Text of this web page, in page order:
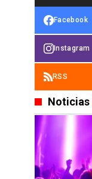
Facebook
Instagram
RSS
Noticias